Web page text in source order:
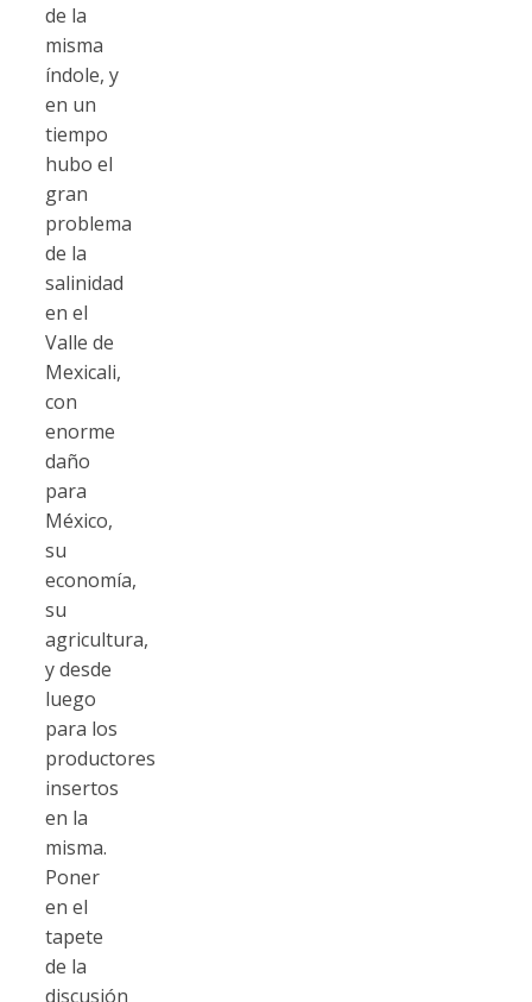
de la
misma
índole, y
en un
tiempo
hubo el
gran
problema
de la
salinidad
en el
Valle de
Mexicali,
con
enorme
daño
para
México,
su
economía,
su
agricultura,
y desde
luego
para los
productores
insertos
en la
misma.
Poner
en el
tapete
de la
discusión